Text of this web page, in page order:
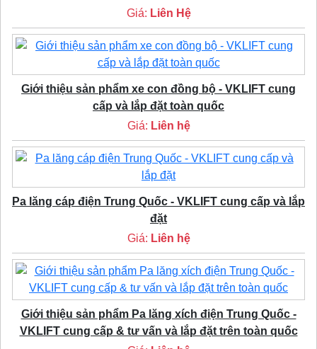
Giá: Liên Hệ
Giới thiệu sản phẩm xe con đồng bộ - VKLIFT cung
cấp và lắp đặt toàn quốc
Giá: Liên hệ
Pa lăng cáp điện Trung Quốc - VKLIFT cung cấp và lắp
đặt
Giá: Liên hệ
Giới thiệu sản phẩm Pa lăng xích điện Trung Quốc -
VKLIFT cung cấp & tư vấn và lắp đặt trên toàn quốc